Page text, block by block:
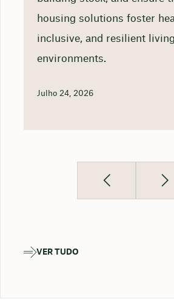
housing solutions foster
inclusive, and resilient living
environments.
Julho 24, 2026
VER TUDO